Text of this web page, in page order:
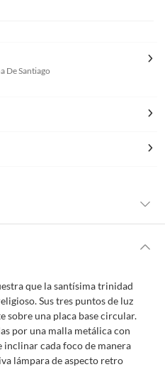
De Santiago
categorías que no tienen este
no puedan ser devueltos,
con rapidez.
que la santísima trinidad
Sus tres puntos de luz
sobre una placa base circular.
por una malla metálica con
inclinar cada foco de manera
lámpara de aspecto retro